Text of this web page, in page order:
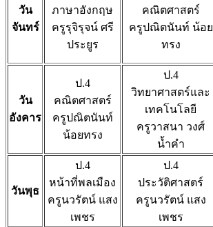
วัน
จันทร์
ภาษาอังกฤษ
ครูรุจิรุจน์ ศรี
ประยูร
คณิตศาสตร์
ครูปณิตนันท์ น้อย
ทรง
วัน
อังคาร
ป.4
คณิตศาสตร์
ครูปณิตนันท์
น้อยทรง
ป.4
วิทยาศาสตร์และ
เทคโนโลยี
ครูวาสนา วงศ์
น้ำคำ
วันพุธ
ป.4
หน้าที่พลเมือง
ครูนวรัตน์ แสง
เพชร
ป.4
ประวัติศาสตร์
ครูนวรัตน์ แสง
เพชร